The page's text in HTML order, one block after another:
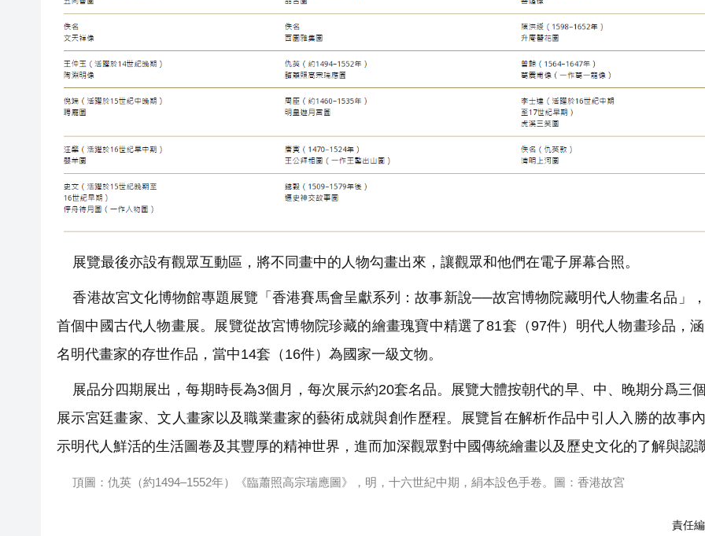
展覽最後亦設有觀眾互動區，將不同畫中的人物勾畫出來，讓觀眾和他們在電子屏幕合照。
香港故宮文化博物館專題展覽「香港賽馬會呈獻系列：故事新說──故宮博物院藏明代人物畫名品」
首個中國古代人物畫展。展覽從故宮博物院珍藏的繪畫瑰寶中精選了81套（97件）明代人物畫珍品，
名明代畫家的存世作品，當中14套（16件）為國家一級文物。
展品分四期展出，每期時長為3個月，每次展示約20套名品。展覽大體按朝代的早、中、晚期分爲三
展示宮廷畫家、文人畫家以及職業畫家的藝術成就與創作歷程。展覽旨在解析作品中引人入勝的故事
示明代人鮮活的生活圖卷及其豐厚的精神世界，進而加深觀眾對中國傳統繪畫以及歷史文化的了解與認
頂圖：仇英（約1494–1552年）《臨蕭照高宗瑞應圖》，明，十六世紀中期，絹本設色手卷。圖：香港故宮
責任